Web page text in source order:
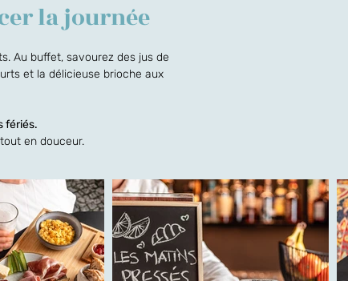
la journée
Au buffet, savourez des jus de
et la délicieuse brioche aux
fériés.
en douceur.